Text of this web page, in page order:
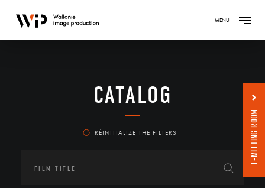
MENU
CATALOG
RÉINITIALIZE THE FILTERS E-MEETING ROOM